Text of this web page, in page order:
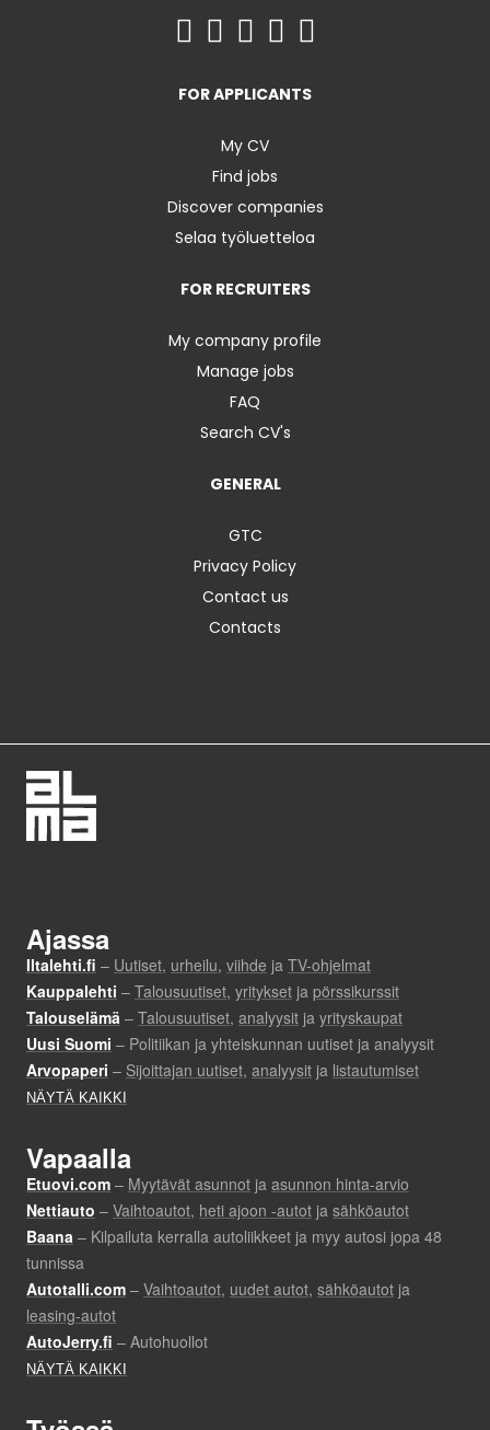
FOR APPLICANTS
My CV
Find jobs
Discover companies
Selaa työluetteloa
FOR RECRUITERS
My company profile
Manage jobs
FAQ
Search CV's
GENERAL
GTC
Privacy Policy
Contact us
Contacts